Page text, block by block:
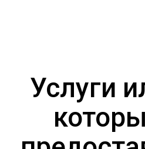
Услуги